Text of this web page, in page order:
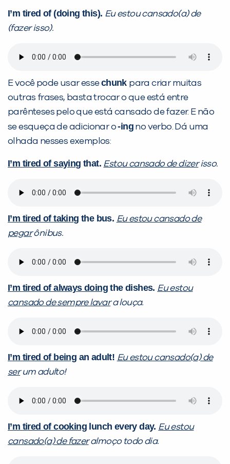
I’m tired of (doing this). Eu estou cansado(a) de
(fazer isso).
E você pode usar essechunk para criar muitas
outras frases, basta trocar o que está entre
parênteses pelo que está cansado de fazer. E não
se esqueça de adicionar o-ing no verbo. Dá uma
olhada nesses exemplos:
I’m tired of saying that. Estoucansado de dizerisso.
I’m tired of taking the bus. Eu estou cansado de
pegarônibus.
I’m tired of always doing the dishes. Eu estou
cansado de sempre lavara louça.
I’m tired of being an adult! Eu estou cansado(a) de
serum adulto!
I’m tired of cooking lunch every day. Eu estou
cansado(a) de fazeralmoço todo dia.